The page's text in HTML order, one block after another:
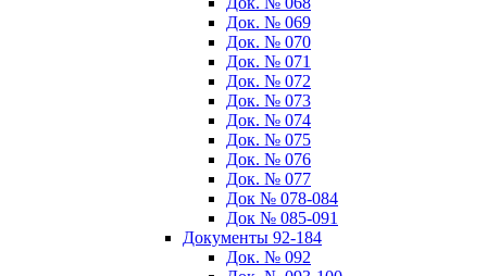
Док. № 069
Док. № 070
Док. № 071
Док. № 072
Док. № 073
Док. № 074
Док. № 075
Док. № 076
Док. № 077
Док № 078-084
Док № 085-091
Документы 92-184
Док. № 092